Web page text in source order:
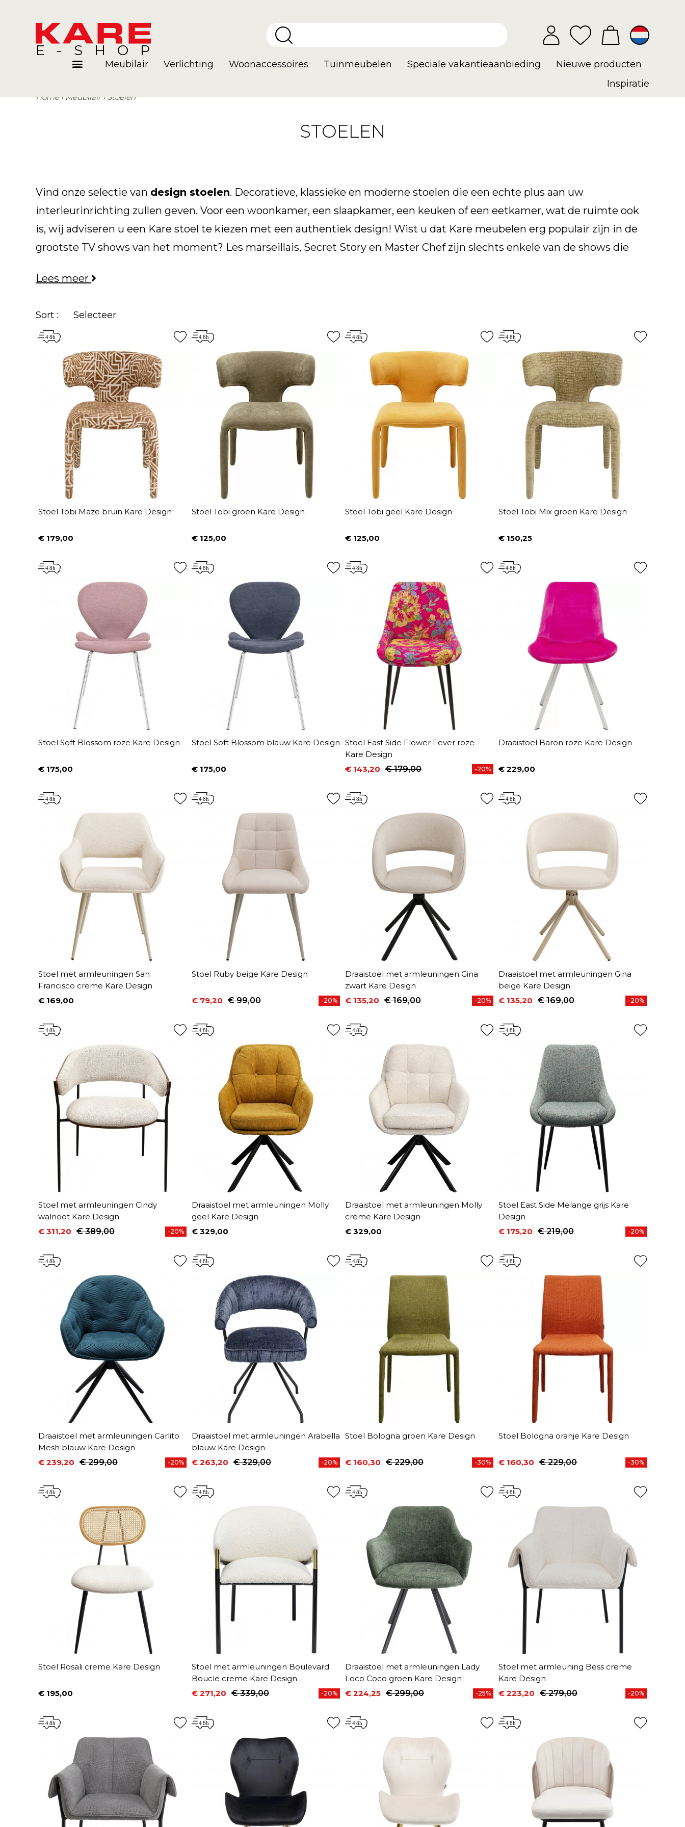
E-SHOP
Meubilair Verlichting Woonaccessoires Tuinmeubelen Speciale vakantieaanbieding
Nieuwe producten
Inspiratie
Home Meubilair Stoelen
STOELEN
Vind onze selectie van design stoelen. Decoratieve, klassieke en moderne stoelen die een echte plus aan uw
interieurinrichting zullen geven. Voor een woonkamer, een slaapkamer, een keuken of een eetkamer, wat de ruimte ook
is, wij adviseren u een Kare stoel te kiezen met een authentiek design! Wist u dat Kare meubelen erg populair zijn in de
grootste TV shows van het moment? Les marseillais, Secret Story en Master Chef zijn slechts enkele van de shows die
een selectie van
Scandinavische
Design!
Lees meer
Sort : Selecteer
Stoel Tobi Maze bruin Kare Design
Prijs
€ 179,00
Stoel Tobi groen Kare Design
Prijs
€ 125,00
Stoel Tobi geel Kare Design
Prijs
€ 125,00
Stoel Tobi Mix groen Kare Design
Prijs
€ 150,25
Stoel Soft Blossom roze Kare Design
Prijs
€ 175,00
Stoel Soft Blossom blauw Kare Design
Prijs
€ 175,00
Stoel East Side Flower Fever roze
Kare Design
Prijs
€ 143,20
Normale prijs€ 179,00 -20%
Draaistoel Baron roze Kare Design
Prijs
€ 229,00
Stoel met armleuningen San
Francisco creme Kare Design
Prijs
€ 169,00
Stoel Ruby beige Kare Design
Prijs
€ 79,20
Normale prijs
€ 99,00 -20%
Draaistoel met armleuningen Gina
zwart Kare Design
Prijs
€ 135,20
Normale prijs€ 169,00 -20%
Draaistoel met armleuningen Gina
beige Kare Design
Prijs
€ 135,20
Normale prijs€ 169,00 -20%
Stoel met armleuningen Cindy
walnoot Kare Design
Prijs
€ 311,20
Normale prijs€ 389,00 -20%
Draaistoel met armleuningen Molly
geel Kare Design
Prijs
€ 329,00
Draaistoel met armleuningen Molly
creme Kare Design
Prijs
€ 329,00
Stoel East Side Melange grijs Kare
Design
Prijs
€ 175,20
Normale prijs€ 219,00 -20%
Draaistoel met armleuningen Carlito
Mesh blauw Kare Design
Prijs
€ 239,20
Normale prijs€ 299,00 -20%
Draaistoel met armleuningen Arabella
blauw Kare Design
Prijs
€ 263,20
Normale prijs€ 329,00 -20%
Stoel Bologna groen Kare Design
Prijs
€ 160,30
Normale prijs€ 229,00 -30%
Stoel Bologna oranje Kare Design
Prijs
€ 160,30
Normale prijs€ 229,00 -30%
Stoel Rosali creme Kare Design
Prijs
€ 195,00
Stoel met armleuningen Boulevard
Boucle creme Kare Design
Prijs
€ 271,20
Normale prijs€ 339,00 -20%
Draaistoel met armleuningen Lady
Loco Coco groen Kare Design
Prijs
€ 224,25
Normale prijs€ 299,00 -25%
Stoel met armleuning Bess creme
Kare Design
Prijs
€ 223,20
Normale prijs€ 279,00 -20%